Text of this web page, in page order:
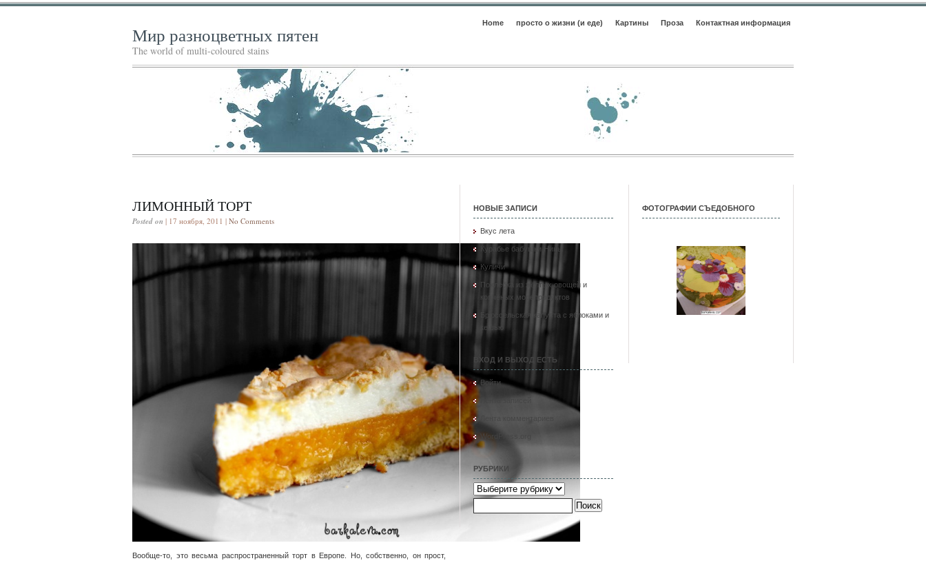
Home просто о жизни (и еде) Картины Проза Контактная информация
Мир разноцветных пятен
The world of multi-coloured stains
ЛИМОННЫЙ ТОРТ
Posted on | 17 ноября, 2011 | No Comments
Вообще-то, это весьма распространенный торт в Европе. Но, собственно, он прост,
НОВЫЕ ЗАПИСИ
Вкус лета
Курабье бабушки Нины
Куличи
Похлёбка из жёлтых овощей и
копчёных морепродуктов
Брюссельская капуста с яблоками и
кешью
ВХОД И ВЫХОД ЕСТЬ
Войти
WordPress.org
РУБРИКИ
Рубрики
Найти:
ФОТОГРАФИИ СЪЕДОБНОГО